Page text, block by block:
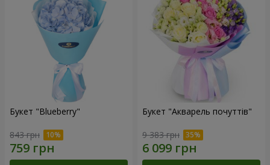
Букет "Blueberry"
843 грн
Букет "Акварель почуттів"
9 383 грн